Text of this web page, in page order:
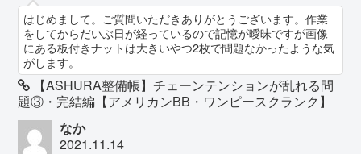
はじめまして。ご質問いただきありがとうございます。作業
をしてからだいぶ日が経っているので記憶が曖昧ですが画像
にある板付きナットは大きいやつ2枚で問題なかったような気
がします。
【ASHURA整備帳】チェーンテンションが乱れる問
題③・完結編【アメリカンBB・ワンピースクランク】
なか
2021.11.14